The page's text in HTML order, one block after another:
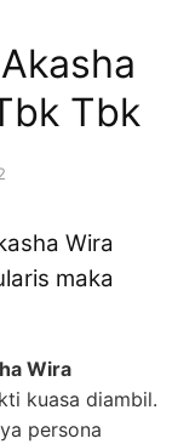
Tbk
Wira
maka
Wira
kuasa diambil.
persona